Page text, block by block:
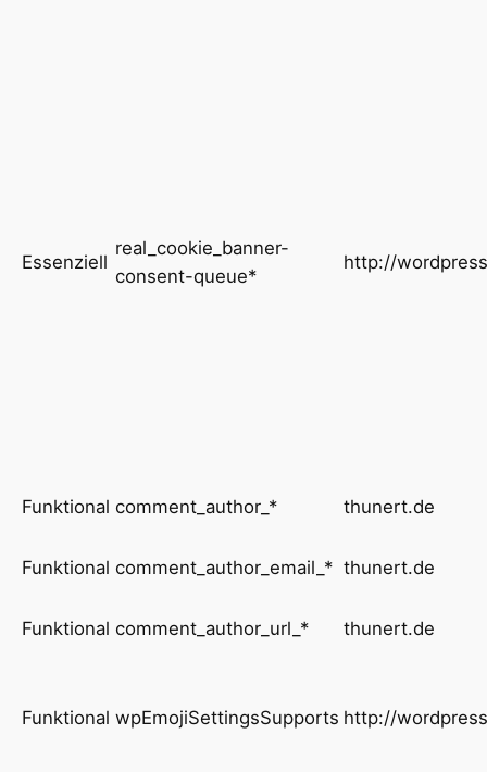
Essenziell
real_cookie_banner-
consent-queue*
http://
Funktional comment_author_* thunert.de
Funktional comment_author_email_* thunert.de
Funktional comment_author_url_* thunert.de
Funktional wpEmojiSettingsSupports http://